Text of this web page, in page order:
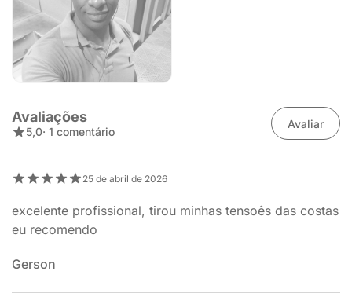
Avaliações
5,0· 1 comentário
Avaliar
25 de abril de 2026
excelente profissional, tirou minhas tensoês das costas
eu recomendo
Gerson